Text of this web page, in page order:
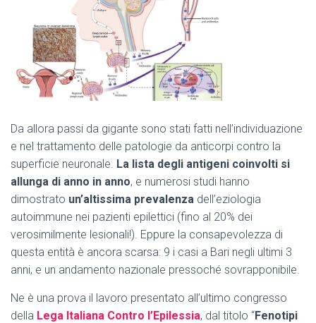
Da allora passi da gigante sono stati fatti nell’individuazione
e nel trattamento delle patologie da anticorpi contro la
superficie neuronale. La lista degli antigeni coinvolti si
allunga di anno in anno, e numerosi studi hanno
dimostrato un’altissima prevalenza dell’eziologia
autoimmune nei pazienti epilettici (fino al 20% dei
verosimilmente lesionali!). Eppure la consapevolezza di
questa entità è ancora scarsa: 9 i casi a Bari negli ultimi 3
anni, e un andamento nazionale pressoché sovrapponibile.
Ne è una prova il lavoro presentato all’ultimo congresso
della Lega Italiana Contro l’Epilessia, dal titolo “Fenotipi